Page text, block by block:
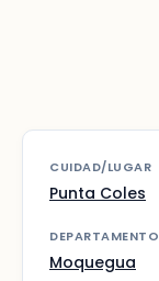
CUIDAD/LUGAR
Punta Coles
DEPARTAMENTO
Moquegua